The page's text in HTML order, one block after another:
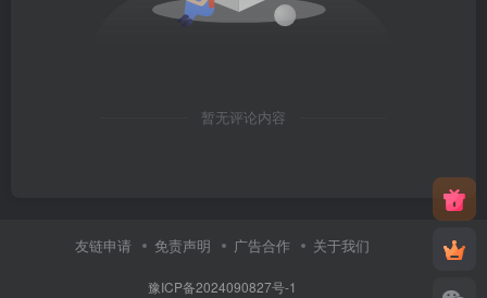
暂无评论内容
友链申请 免责声明 广告合作 关于我们
豫ICP备2024090827号-1